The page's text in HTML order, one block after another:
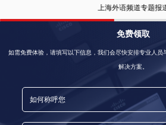
外贸公社总裁接受东方财经
免费领取
如需免费体验，请填写以下信息，我们会尽快安排专业人
解决方案。